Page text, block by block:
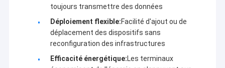
toujours transmettre des données
Déploiement flexible:Facilité d'ajout ou de
déplacement des dispositifs sans
reconfiguration des infrastructures
Efficacité énergétique:Les terminaux
pétrole/gaz, l'eau/électricité,Réseau
fer/transports, éclairage de rue/tremblement de
terre/température/protection de l'environnement,
contrôle de l'acquisition de données et GPS,
géométrie, finance, métallurgie/industrie chimique et